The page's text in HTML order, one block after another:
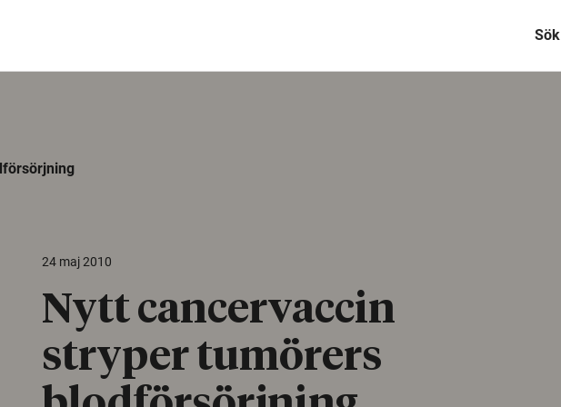
Sök
24 maj 2010
Nytt cancervaccin
stryper tumörers